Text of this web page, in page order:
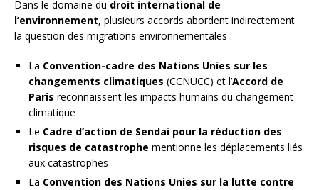
Dans le domaine du droit international de
l’environnement, plusieurs accords abordent indirectement
la question des migrations environnementales :
La Convention-cadre des Nations Unies sur les
changements climatiques (CCNUCC) et l’Accord de
Paris reconnaissent les impacts humains du changement
climatique
Le Cadre d’action de Sendai pour la réduction des
risques de catastrophe mentionne les déplacements liés
aux catastrophes
La Convention des Nations Unies sur la lutte contre